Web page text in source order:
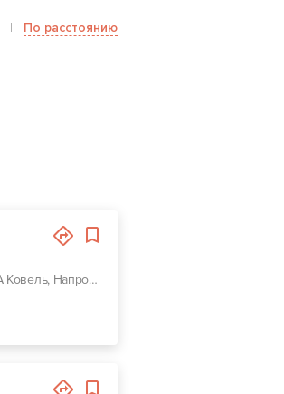
| По расстоянию
г. Луцк, Володимирська 154А Ковель, Напротив Сервисный центр МВД 0742